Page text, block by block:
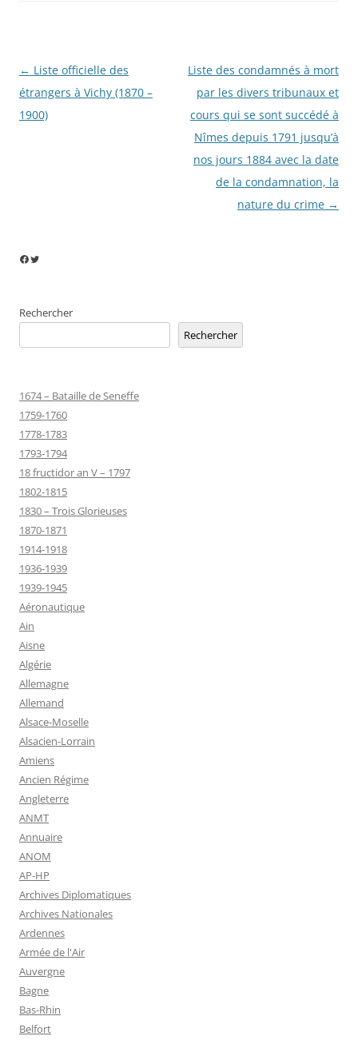
Navigation
des
articles
← Liste officielle des
étrangers à Vichy (1870 –
1900)
Liste des condamnés à mort
par les divers tribunaux et
cours qui se sont succédé à
Nîmes depuis 1791 jusqu’à
nos jours 1884 avec la date
de la condamnation, la
nature du crime →
Facebook
Twitter
Rechercher
Rechercher
1674 – Bataille de Seneffe
1759-1760
1778-1783
1793-1794
18 fructidor an V – 1797
1802-1815
1830 – Trois Glorieuses
1870-1871
1914-1918
1936-1939
1939-1945
Aéronautique
Ain
Aisne
Algérie
Allemagne
Allemand
Alsace-Moselle
Alsacien-Lorrain
Amiens
Ancien Régime
Angleterre
ANMT
Annuaire
ANOM
AP-HP
Archives Diplomatiques
Archives Nationales
Ardennes
Armée de l'Air
Auvergne
Bagne
Bas-Rhin
Belfort